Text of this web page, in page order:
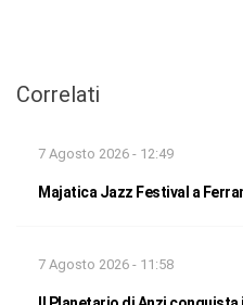
Correlati
7 Agosto 2026 - 12:49
Majatica Jazz Festival a
7 Agosto 2026 - 11:58